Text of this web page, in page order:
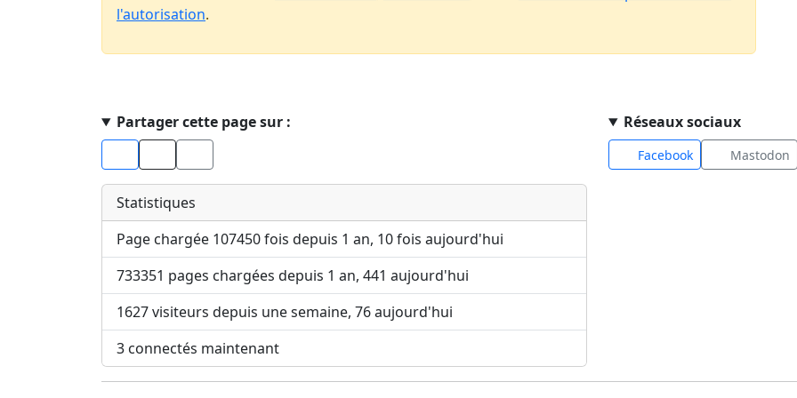
l'autorisation.
Partager cette page sur :
Facebook
Statistiques
Page chargée 107450 fois depuis 1 an, 10 fois aujourd'hui
733351 pages chargées depuis 1 an, 441 aujourd'hui
1627 visiteurs depuis une semaine, 76 aujourd'hui
3 connectés maintenant
Réseaux sociaux
Facebook Mastodon